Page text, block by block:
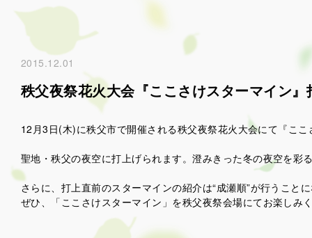
2015.12.01
秩父夜祭花火大会『ここさけスターマイン』
12月3日(木)に秩父市で開催される秩父夜祭花火大会にて『こ
聖地・秩父の夜空に打上げられます。澄みきった冬の夜空を彩
さらに、打上直前のスターマインの紹介は“成瀬順”が行うこと
ぜひ、「ここさけスターマイン」を秩父夜祭会場にてお楽しみ